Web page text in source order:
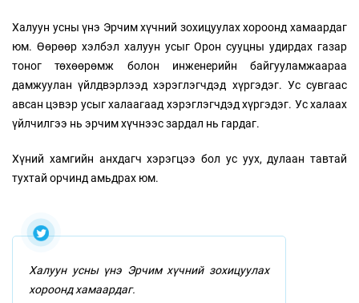
Халуун усны үнэ Эрчим хүчний зохицуулах хороонд хамаардаг
юм. Өөрөөр хэлбэл халуун усыг Орон сууцны удирдах газар
тоног төхөөрөмж болон инженерийн байгууламжаараа
дамжуулан үйлдвэрлээд хэрэглэгчдэд хүргэдэг. Ус сувгаас
авсан цэвэр усыг халаагаад хэрэглэгчдэд хүргэдэг. Ус халаах
үйлчилгээ нь эрчим хүчнээс зардал нь гардаг.
Хүний хамгийн анхдагч хэрэгцээ бол ус уух, дулаан тавтай
тухтай орчинд амьдрах юм.
Халуун усны үнэ Эрчим хүчний зохицуулах
хороонд хамаардаг.